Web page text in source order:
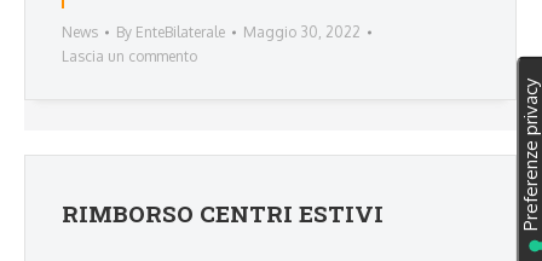
News By EnteBilaterale
Maggio 30, 2022
Lascia un commento
RIMBORSO CENTRI ESTIVI